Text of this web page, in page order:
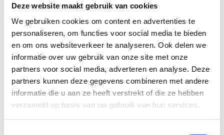
Deze website maakt gebruik van cookies
We gebruiken cookies om content en advertenties te
personaliseren, om functies voor social media te bieden
en om ons websiteverkeer te analyseren. Ook delen we
informatie over uw gebruik van onze site met onze
partners voor social media, adverteren en analyse. Deze
partners kunnen deze gegevens combineren met andere
informatie die u aan ze heeft verstrekt of die ze hebben
verzameld op basis van uw gebruik van hun services.
NZA,
Wat is een
tandprotheticus?
Lees het hier